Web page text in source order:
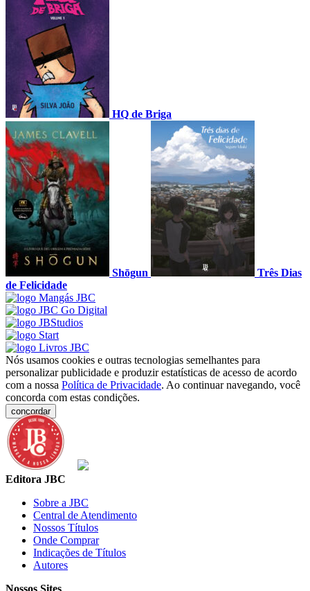
HQ de Briga
Shōgun
Três Dias
de Felicidade
Nós usamos cookies e outras tecnologias semelhantes para
personalizar publicidade e produzir estatísticas de acesso de acordo
com a nossa Política de Privacidade. Ao continuar navegando, você
concorda com estas condições.
concordar
Editora JBC
Sobre a JBC
Central de Atendimento
Nossos Títulos
Onde Comprar
Indicações de Títulos
Autores